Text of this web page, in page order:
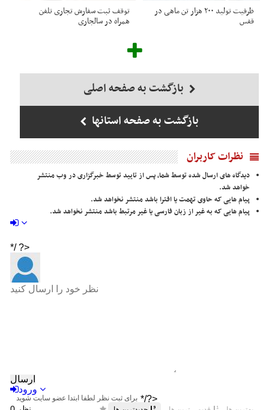
ظرفیت تولید ۲۰۰ هزار تن ماهی در
قفس
توقف ثبت سفارش تجاری تلفن
همراه در سالجاری
بازگشت به صفحه اصلی
بازگشت به صفحه استانها
نظرات کاربران
دیدگاه های ارسال شده توسط شما، پس از تایید توسط خبرگزاری در وب منتشر
خواهد شد.
پیام هایی که حاوی تهمت یا افترا باشد منتشر نخواهد شد.
پیام هایی که به غیر از زبان فارسی یا غیر مرتبط باشد منتشر نخواهد شد.